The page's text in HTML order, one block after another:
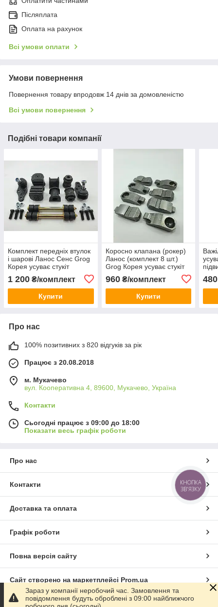
Післяплата
Оплата на рахунок
Всі умови оплати
Умови повернення
Повернення товару впродовж 14 днів за домовленістю
Всі умови повернення
Подібні товари компанії
Комплект передніх втулок
і шарові Ланос Сенс Grog
Корея усуває стукіт
точність керування Lanos
заводські
1 200 ₴/комплект
Купити
Коросно клапана (рокер)
Ланос (комплект 8 шт.)
Grog Корея усуває стукіт
рівну роботу Lanos
заводські допуски
960₴/комплект
Купити
480
Про нас
100% позитивних з 820 відгуків за рік
Працює з 20.08.2018
м. Мукачево
вул. Кооперативна 4, 89600, Мукачево, Україна
Контакти
Сьогодні працює з 09:00 до 18:00
Показати весь графік роботи
Про нас
Контакти
Доставка та оплата
Графік роботи
Повна версія сайту
Сайт створено на маркетплейсі Prom.ua
Політика конфіденційності
Зараз у компанії неробочий час. Замовлення та
повідомлення будуть оброблені з 09:00 найближчого
КНОПКА
ЗВ'ЯЗКУ